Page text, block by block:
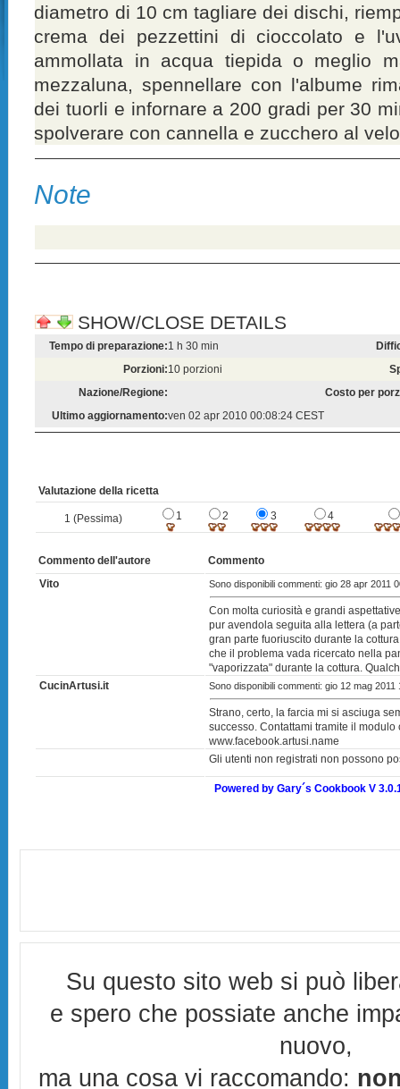
diametro di 10 cm tagliare dei dischi,
crema dei pezzettini di cioccolato e
ammollata in acqua tiepida o meglio
mezzaluna, spennellare con l'albume
dei tuorli e infornare a 200 gradi per 30
spolverare con cannella e zucchero al
Note
SHOW/CLOSE DETAILS
Tempo di preparazione:1 h 30 min
Porzioni:10 porzioni
Nazione/Regione:
Costo per
Ultimo aggiornamento:ven 02 apr 2010 00:08:24 CEST
Valutazione della ricetta
1 (Pessima) 1 2 3 4
Commento dell'autore
Commento
Vito
Sono disponibili commenti: gio 28 apr 2011
Con molta curiosità e grandi
pur avendola seguita alla lettera (a
gran parte fuoriuscito durante la
che il problema vada ricercato nella
"vaporizzata" durante la cottura.
CucinArtusi.it
Sono disponibili commenti: gio 12 mag 2011
Strano, certo, la farcia mi si asciuga
successo. Contattami tramite il
www.facebook.artusi.name
Gli utenti non registrati non possono
Powered by Gary´s Cookbook V
Su questo sito web si può
e spero che possiate anche
nuovo,
ma una cosa vi raccomando: